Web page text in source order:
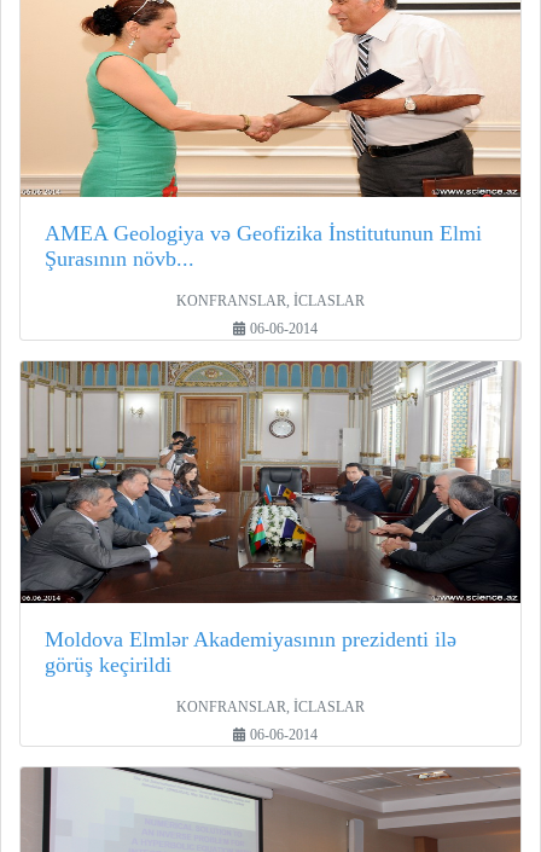
AMEA Geologiya və Geofizika İnstitutunun Elmi
Şurasının növb...
KONFRANSLAR, İCLASLAR
06-06-2014
Moldova Elmlər Akademiyasının prezidenti ilə
görüş keçirildi
KONFRANSLAR, İCLASLAR
06-06-2014